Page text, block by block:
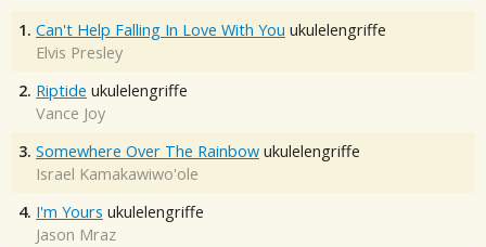
1. Can't Help Falling In Love With You ukulelengriffe
Elvis Presley
2. Riptide ukulelengriffe
Vance Joy
3. Somewhere Over The Rainbow ukulelengriffe
Israel Kamakawiwo'ole
4. I'm Yours ukulelengriffe
Jason Mraz